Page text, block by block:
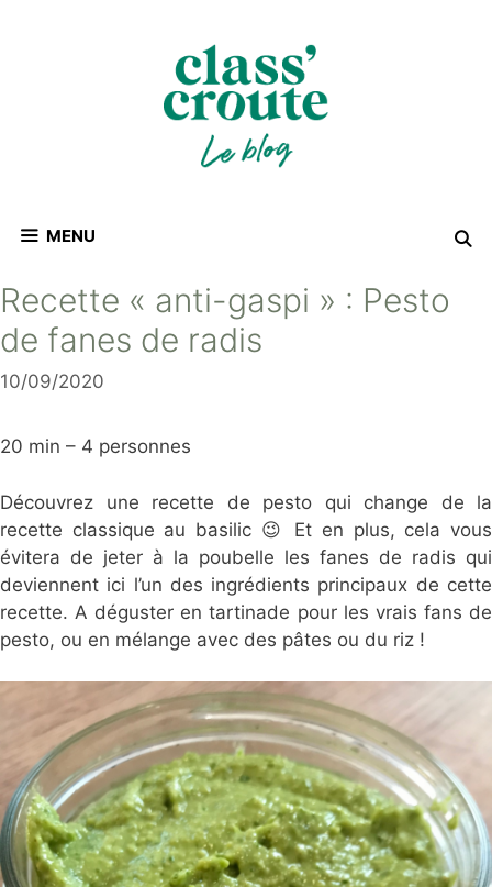
MENU
Recette « anti-gaspi » : Pesto
de fanes de radis
10/09/2020
20 min – 4 personnes
Découvrez une recette de pesto qui change de la
recette classique au basilic 😉 Et en plus, cela vous
évitera de jeter à la poubelle les fanes de radis qui
deviennent ici l’un des ingrédients principaux de cette
recette. A déguster en tartinade pour les vrais fans de
pesto, ou en mélange avec des pâtes ou du riz !